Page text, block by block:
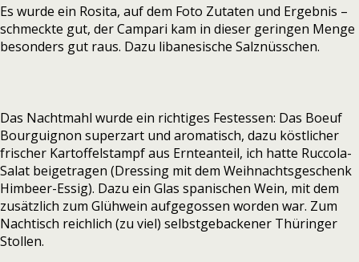
Es wurde ein Rosita, auf dem Foto Zutaten und Ergebnis –
schmeckte gut, der Campari kam in dieser geringen Menge
besonders gut raus. Dazu libanesische Salznüsschen.
Das Nachtmahl wurde ein richtiges Festessen: Das Boeuf
Bourguignon superzart und aromatisch, dazu köstlicher
frischer Kartoffelstampf aus Ernteanteil, ich hatte Ruccola-
Salat beigetragen (Dressing mit dem Weihnachtsgeschenk
Himbeer-Essig). Dazu ein Glas spanischen Wein, mit dem
zusätzlich zum Glühwein aufgegossen worden war. Zum
Nachtisch reichlich (zu viel) selbstgebackener Thüringer
Stollen.